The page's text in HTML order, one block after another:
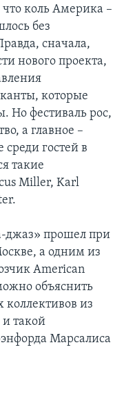
что коль Америка –
без
сначала,
нового проекта,
которые
Но фестиваль рос,
а главное –
гостей в
такие
Miller, Karl
джаз» прошел при
а одним из
American
объяснить
коллективов из
такой
Марсалиса